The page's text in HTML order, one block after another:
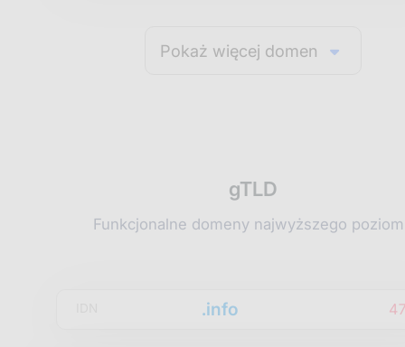
Pokaż więcej domen
gTLD
Funkcjonalne domeny najwyższego
.info